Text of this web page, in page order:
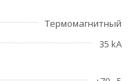
Термомагнитный
35 kA